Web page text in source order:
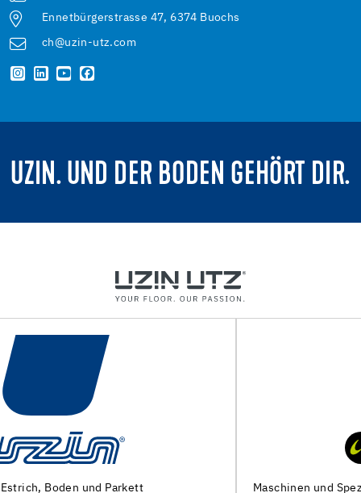
Ennetbürgerstrasse 47, 6374 Buochs
ch@uzin-utz.com
UZIN. UND DER BODEN GEHÖRT DIR.
Maschinen und Spezialwerkzeuge zur